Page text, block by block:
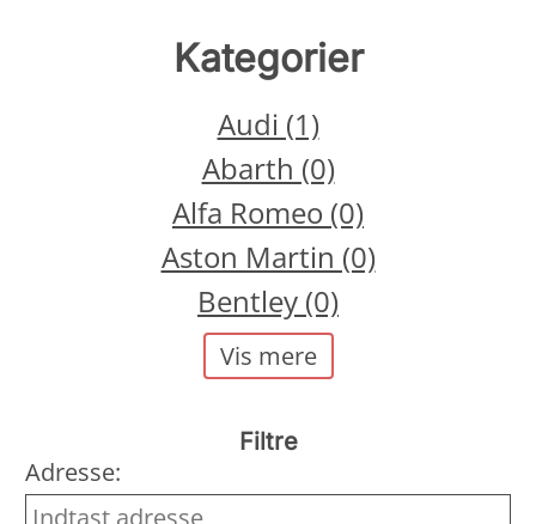
Kategorier
Audi (1)
Abarth (0)
Alfa Romeo (0)
Aston Martin (0)
Bentley (0)
Vis mere
Filtre
Adresse: